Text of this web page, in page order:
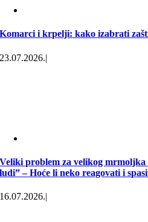
Komarci i krpelji: kako izabrati
23.07.2026.|
Veliki problem za velikog mrmoljka
ludi” – Hoće li neko reagovati i
16.07.2026.|